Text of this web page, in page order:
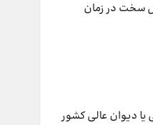
مبلغ 4درصد حق بیمه مشاغل سخت در زمان
یا دیوان عالی کشور